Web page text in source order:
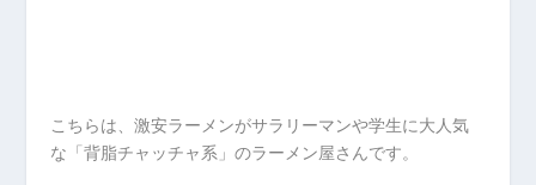
こちらは、激安ラーメンがサラリーマンや学生に大人気
な「背脂チャッチャ系」のラーメン屋さんです。